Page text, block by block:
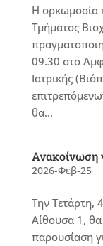
Η ορκωμοσία
Τμήματος
09.30 στο
Ιατρικής
θα...
Ανακοίνωση
2026-Φεβ-25
Την Τετάρτη,
Αίθουσα 1,
παρουσίαση